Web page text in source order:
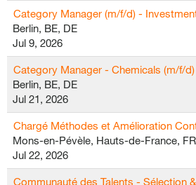
Category Manager (m/f/d) -
Berlin, BE, DE
Jul 9, 2026
Category Manager - Chemicals (m/f/d)
Berlin, BE, DE
Jul 21, 2026
Chargé Méthodes et Amélioration
Mons-en-Pévèle, Hauts-de-France, FR
Jul 22, 2026
Communauté des Talents - Sélection